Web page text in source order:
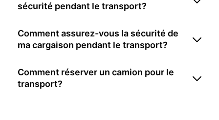
sécurité pendant le transport?
Comment assurez-vous la sécurité de
ma cargaison pendant le transport?
Comment réserver un camion pour le
transport?